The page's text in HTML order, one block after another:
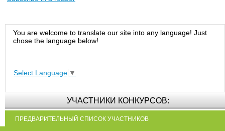
You are welcome to translate our site into any language! Just
chose the language below!
Select Language ▼
УЧАСТНИКИ КОНКУРСОВ:
ПРЕДВАРИТЕЛЬНЫЙ СПИСОК УЧАСТНИКОВ